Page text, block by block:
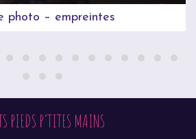
photo – empreintes
PIEDS P’TITES MAINS